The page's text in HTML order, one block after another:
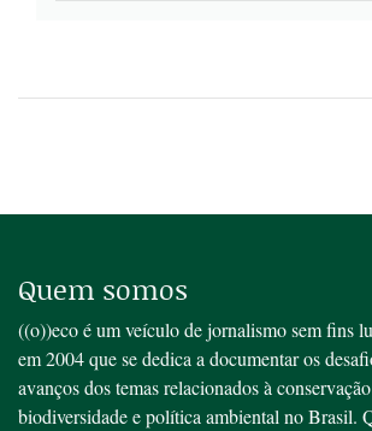
Quem somos
((o))eco é um veículo de jornalismo sem fins
em 2004 que se dedica a documentar os
avanços dos temas relacionados à
biodiversidade e política ambiental no Brasil.